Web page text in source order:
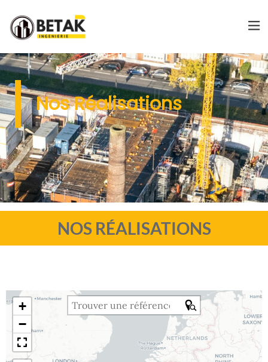
Nos Réalisations
NOS RÉALISATIONS
+
−